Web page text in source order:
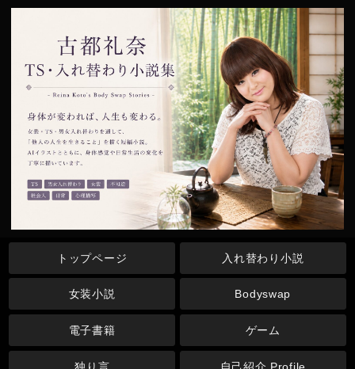
トップページ 入れ替わり小説
女装小説 Bodyswap
電子書籍 ゲーム
独り言 自己紹介 Profile